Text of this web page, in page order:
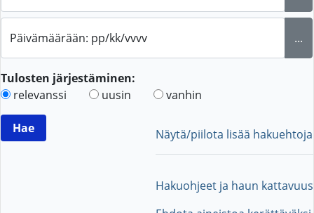
Päivämäärään: pp/kk/vvvv ...
Tulosten järjestäminen:
relevanssi
uusin vanhin
Näytä/piilota lisää hakuehtoja
Hakuohjeet ja haun kattavuus